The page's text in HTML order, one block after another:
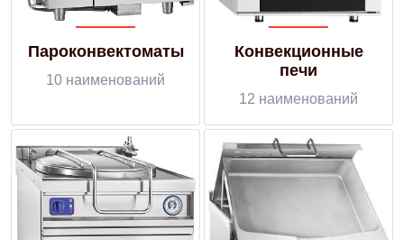
Пароконвектоматы
10 наименований
Конвекционные
печи
12 наименований